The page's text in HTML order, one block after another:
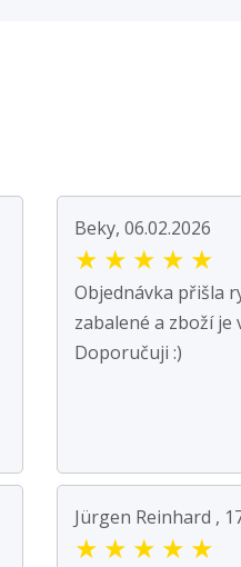
Beky, 06.02.2026
★ ★ ★ ★ ★
Objednávka přišla
zabalené a zboží je
Doporučuji :)
Jürgen Reinhard ,
★ ★ ★ ★ ★